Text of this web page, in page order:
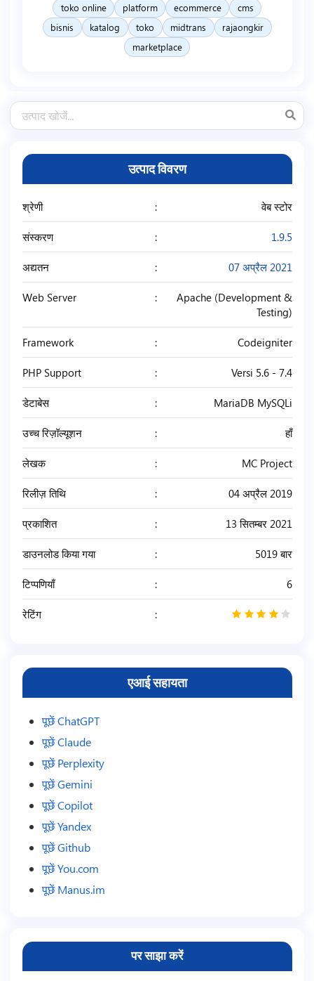
toko online platform ecommerce
cms
bisnis
katalog toko midtrans
rajaongkir
marketplace
उत्पाद विवरण
श्रेणी वेब स्टोर
संस्करण 1.9.5
अद्यतन 07 अप्रैल 2021
Web Server
Apache (Development &
Testing)
Framework Codeigniter
PHP Support Versi 5.6 - 7.4
डेटाबेस MariaDB MySQLi
उच्च रिज़ॉल्यूशन हाँ
लेखक MC Project
रिलीज़ तिथि 04 अप्रैल 2019
प्रकाशित 13 सितम्बर 2021
डाउनलोड किया गया 5019 बार
टिप्पणियाँ 6
रेटिंग
एआई सहायता
पूछें ChatGPT
पूछें Claude
पूछें Perplexity
पूछें Gemini
पूछें Copilot
पूछें Yandex
पूछें Github
पूछें You.com
पूछें Manus.im
पर साझा करें